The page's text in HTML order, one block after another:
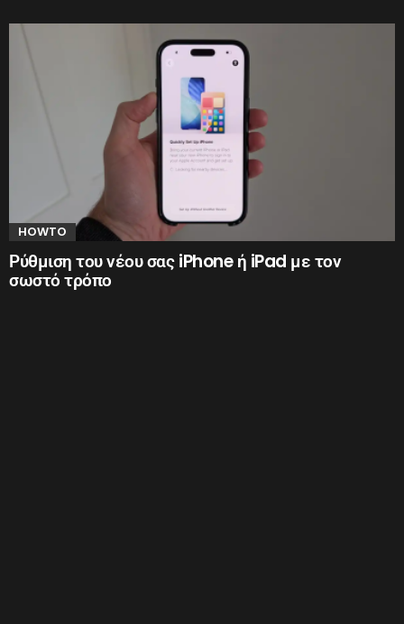
HOWTO
Ρύθμιση του νέου σας iPhone ή iPad με τον
σωστό τρόπο